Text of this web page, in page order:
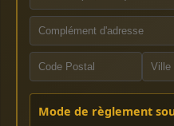
Mode de règlement